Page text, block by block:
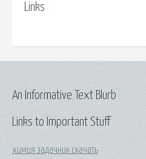
Links
Links to Important Stuff
химия задачник скачать
An Informative Text Blurb